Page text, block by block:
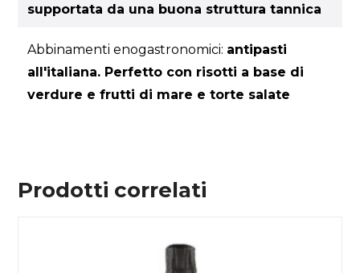
supportata da una buona struttura tannica
Abbinamenti enogastronomici: antipasti
all'italiana. Perfetto con risotti a base di
verdure e frutti di mare e torte salate
Prodotti correlati